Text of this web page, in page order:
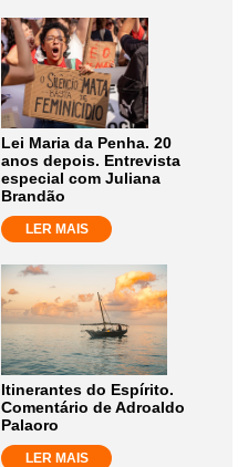
Lei Maria da Penha. 20
anos depois. Entrevista
especial com Juliana
Brandão
LER MAIS
Itinerantes do Espírito.
Comentário de Adroaldo
Palaoro
LER MAIS